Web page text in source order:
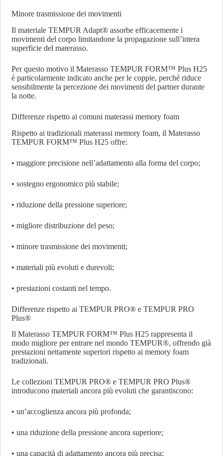
Minore trasmissione dei movimenti
Il materiale TEMPUR Adapt® assorbe efficacemente i
movimenti del corpo limitandone la propagazione sull’intera
superficie del materasso.
Per questo motivo il Materasso TEMPUR FORM™ Plus H25
è particolarmente indicato anche per le coppie, perché riduce
sensibilmente la percezione dei movimenti del partner durante
la notte.
Differenze rispetto ai comuni materassi memory foam
Rispetto ai tradizionali materassi memory foam, il Materasso
TEMPUR FORM™ Plus H25 offre:
• maggiore precisione nell’adattamento alla forma del corpo;
• sostegno ergonomico più stabile;
• riduzione della pressione superiore;
• migliore distribuzione del peso;
• minore trasmissione dei movimenti;
• materiali più evoluti e durevoli;
• prestazioni costanti nel tempo.
Differenze rispetto ai TEMPUR PRO® e TEMPUR PRO
Plus®
Il Materasso TEMPUR FORM™ Plus H25 rappresenta il
modo migliore per entrare nel mondo TEMPUR®, offrendo già
prestazioni nettamente superiori rispetto ai memory foam
tradizionali.
Le collezioni TEMPUR PRO® e TEMPUR PRO Plus®
introducono materiali ancora più evoluti che garantiscono:
• un’accoglienza ancora più profonda;
• una riduzione della pressione ancora superiore;
• una capacità di adattamento ancora più precisa;